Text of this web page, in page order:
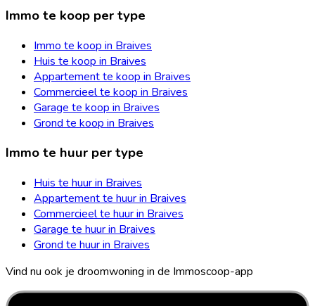
Immo te koop per type
Immo te koop in Braives
Huis te koop in Braives
Appartement te koop in Braives
Commercieel te koop in Braives
Garage te koop in Braives
Grond te koop in Braives
Immo te huur per type
Huis te huur in Braives
Appartement te huur in Braives
Commercieel te huur in Braives
Garage te huur in Braives
Grond te huur in Braives
Vind nu ook je droomwoning in de Immoscoop-app